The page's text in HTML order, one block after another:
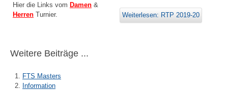
Hier die Links vom Damen &
Herren Turnier. Weiterlesen: RTP 2019-20
Weitere Beiträge ...
FTS Masters
Information